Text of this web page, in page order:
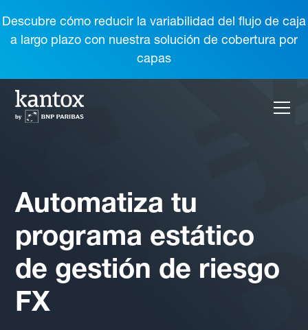
Descubre cómo reducir la variabilidad del flujo de caja
a largo plazo con nuestra solución de cobertura por
capas
Automatiza tu
programa estático
de gestión de riesgo
FX